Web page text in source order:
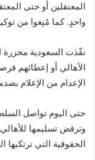
المعتقلين أو حتى
واحدٍ. كما مُنِعوا من
نفّذت السعودية مجزرة
الأهالي أو إعطائهم
الإعدام من الإعلام
حتى اليوم تواصل
وترفض تسليمها
الحقوقية التي ترتكبها